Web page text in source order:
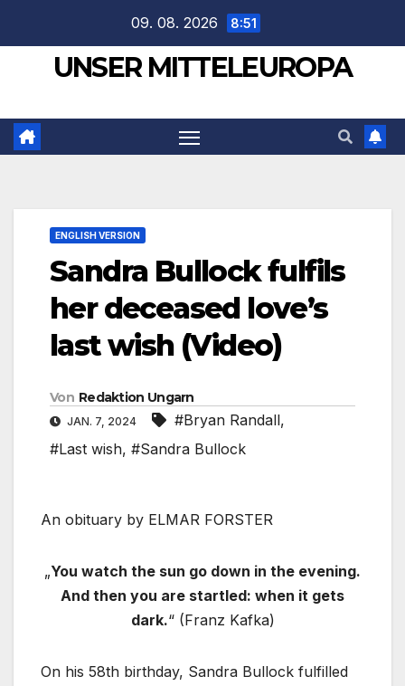
springen
09. 08. 2026 8:51
UNSER MITTELEUROPA
ENGLISH VERSION
Sandra Bullock fulfils
her deceased love’s
last wish (Video)
Von Redaktion Ungarn
JAN. 7, 2024 #Bryan Randall,
#Last wish, #Sandra Bullock
An obituary by ELMAR FORSTER
„You watch the sun go down in the evening.
And then you are startled: when it gets
dark.“ (Franz Kafka)
On his 58th birthday, Sandra Bullock fulfilled